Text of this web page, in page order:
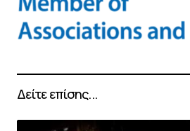
Δείτε επίσης...